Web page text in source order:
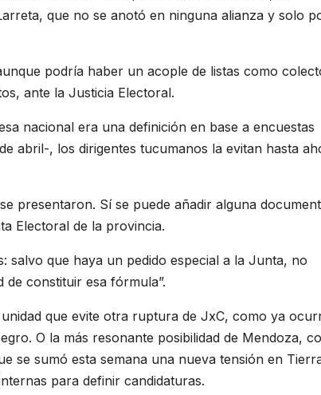
que no se anotó en ninguna alianza y solo
podría haber un acople de listas como
ante la Justicia Electoral.
nacional era una definición en base a encuestas
abril-, los dirigentes tucumanos la evitan hasta
presentaron. Sí se puede añadir alguna
Electoral de la provincia.
salvo que haya un pedido especial a la Junta, no
constituir esa fórmula”.
que evite otra ruptura de JxC, como ya
O la más resonante posibilidad de Mendoza,
se sumó esta semana una nueva tensión en
para definir candidaturas.